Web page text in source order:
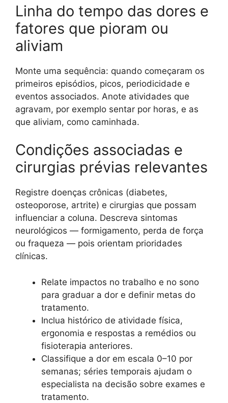
Linha do tempo das dores e
fatores que pioram ou
aliviam
Monte uma sequência: quando começaram os
primeiros episódios, picos, periodicidade e
eventos associados. Anote atividades que
agravam, por exemplo sentar por horas, e as
que aliviam, como caminhada.
Condições associadas e
cirurgias prévias relevantes
Registre doenças crônicas (diabetes,
osteoporose, artrite) e cirurgias que possam
influenciar a coluna. Descreva sintomas
neurológicos — formigamento, perda de força
ou fraqueza — pois orientam prioridades
clínicas.
Relate impactos no trabalho e no sono
para graduar a dor e definir metas do
tratamento.
Inclua histórico de atividade física,
ergonomia e respostas a remédios ou
fisioterapia anteriores.
Classifique a dor em escala 0–10 por
semanas; séries temporais ajudam o
especialista na decisão sobre exames e
tratamento.